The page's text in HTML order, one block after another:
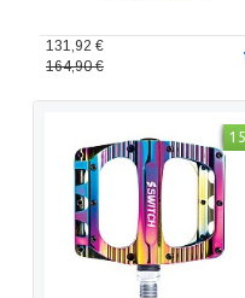
131,92 €
164,90 €